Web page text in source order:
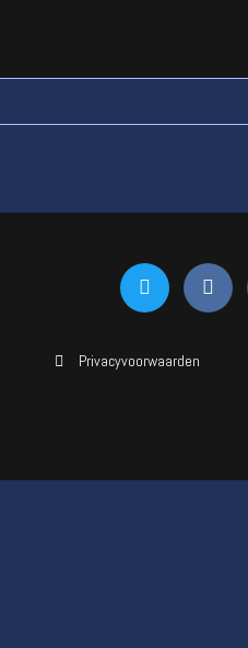
Privacyvoorwaarden